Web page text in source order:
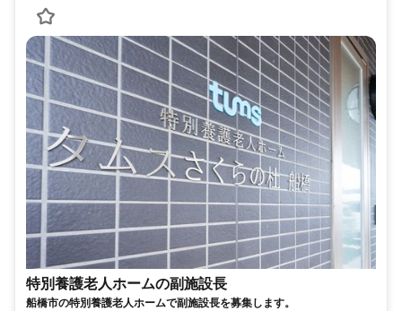
特別養護老人ホームの副施設長
船橋市の特別養護老人ホームで副施設長を募集します。